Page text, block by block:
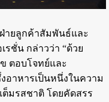
ายลูกค้าสัมพันธ์และ
ชั่น กล่าวว่า “ด้วย
ตอบโจทย์และ
าหารเป็นหนึ่งในความ
ต็มรสชาติ โดยคัดสรร